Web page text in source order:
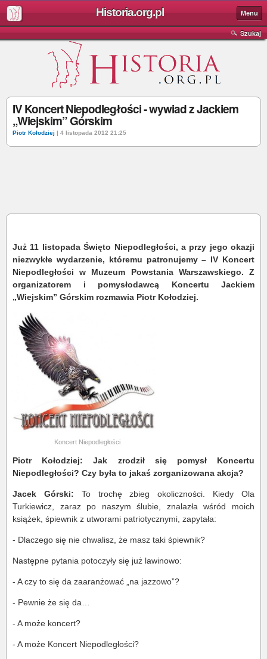
Historia.org.pl Menu
Szukaj
IV Koncert Niepodległości - wywiad z Jackiem
„Wiejskim” Górskim
Piotr Kołodziej | 4 listopada 2012 21:25
Już 11 listopada Święto Niepodległości, a przy jego okazji
niezwykłe wydarzenie, któremu patronujemy – IV Koncert
Niepodległości w Muzeum Powstania Warszawskiego. Z
organizatorem i pomysłodawcą Koncertu Jackiem
„Wiejskim” Górskim rozmawia Piotr Kołodziej.
Koncert Niepodległości
Piotr Kołodziej: Jak zrodził się pomysł Koncertu
Niepodległości? Czy była to jakaś zorganizowana akcja?
Jacek Górski: To trochę zbieg okoliczności. Kiedy Ola
Turkiewicz, zaraz po naszym ślubie, znalazła wśród moich
książek, śpiewnik z utworami patriotycznymi, zapytała:
- Dlaczego się nie chwalisz, że masz taki śpiewnik?
Następne pytania potoczyły się już lawinowo:
- A czy to się da zaaranżować „na jazzowo”?
- Pewnie że się da…
- A może koncert?
- A może Koncert Niepodległości?